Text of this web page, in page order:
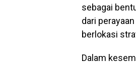
sebagai
dari
berlokasi
Dalam